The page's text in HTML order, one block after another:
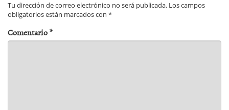
Tu dirección de correo electrónico no será publicada. Los campos
obligatorios están marcados con *
Comentario*